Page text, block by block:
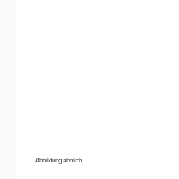
Abbildung ähnlich